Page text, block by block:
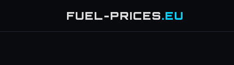
FUEL-PRICES.EU